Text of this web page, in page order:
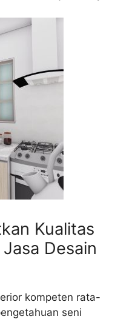
Kualitas
Desain
kompeten rata-
seni